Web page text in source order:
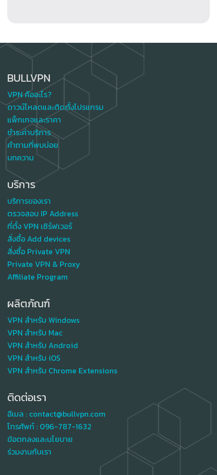
BULLVPN
VPN คืออะไร?
ดาวน์โหลดและติดตั้งโปรแกรม
แพ็กเกจและราคา
ชำระค่าบริการ
คำถามที่พบบ่อย
บทความ
บริการ
บริการของเรา
ตรวจสอบ IP Address
ที่ตั้ง VPN เซิร์ฟเวอร์
สั่งซื้อ Add devices
สั่งซื้อ Private VPN
Private VPN & Proxy
Affiliate Program
ผลิตภัณฑ์
VPN สำหรับ Windows
VPN สำหรับ Mac
VPN สำหรับ Android
VPN สำหรับ iOS
VPN สำหรับ Chrome Extensions
ติดต่อเรา
อีเมล : contact@bullvpn.com
โทรศัพท์ : 096-787-1632
ข้อตกลงและนโยบาย
ร่วมงานกับเรา